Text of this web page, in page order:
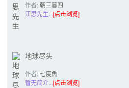
作者:朝三暮四
郎
江思先生...[点击浏览]
地球尽头
作者:七度魚
暂无简介...[点击浏览]